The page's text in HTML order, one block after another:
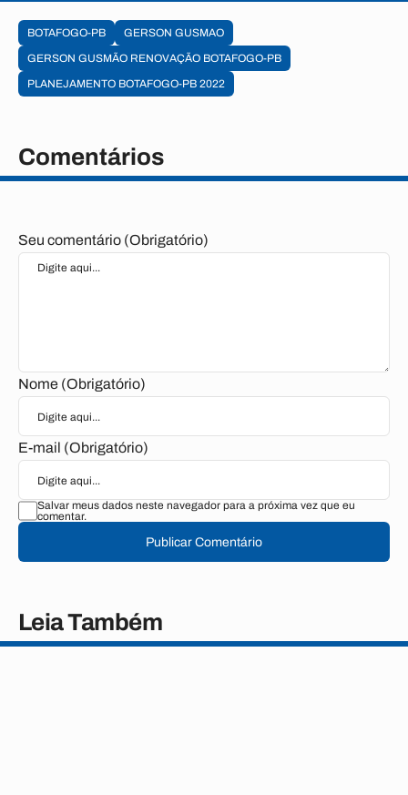
BOTAFOGO-PB
GERSON GUSMAO
GERSON GUSMÃO RENOVAÇÃO BOTAFOGO-PB
PLANEJAMENTO BOTAFOGO-PB 2022
Comentários
Seu comentário (Obrigatório)
Nome (Obrigatório)
E-mail (Obrigatório)
Salvar meus dados neste navegador para a próxima vez que eu
comentar.
Publicar Comentário
Leia Também